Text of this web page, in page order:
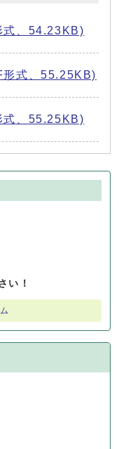
式、54.23KB)
形式、55.25KB)
式、55.25KB)
い！